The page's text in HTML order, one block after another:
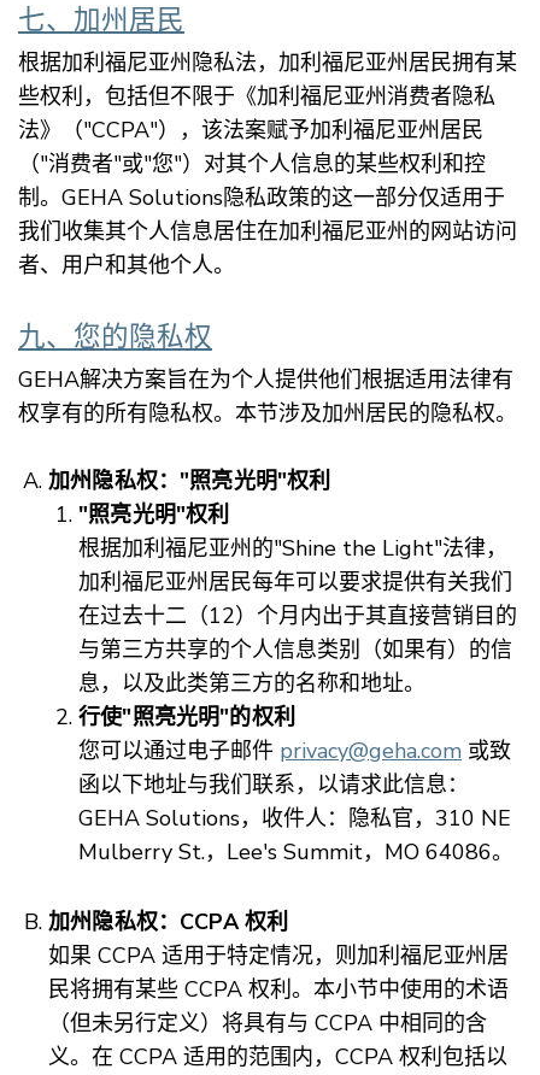
七、加州居民
根据加利福尼亚州隐私法，加利福尼亚州居民拥有某
些权利，包括但不限于《加利福尼亚州消费者隐私
法》（"CCPA"），该法案赋予加利福尼亚州居民
（"消费者"或"您"）对其个人信息的某些权利和控
制。GEHA Solutions隐私政策的这一部分仅适用于
我们收集其个人信息居住在加利福尼亚州的网站访问
者、用户和其他个人。
九、您的隐私权
GEHA解决方案旨在为个人提供他们根据适用法律有
权享有的所有隐私权。本节涉及加州居民的隐私权。
加州隐私权："照亮光明"权利
"照亮光明"权利
根据加利福尼亚州的"Shine the Light"法律，
加利福尼亚州居民每年可以要求提供有关我们
在过去十二（12）个月内出于其直接营销目的
与第三方共享的个人信息类别（如果有）的信
息，以及此类第三方的名称和地址。
行使"照亮光明"的权利
您可以通过电子邮件 privacy@geha.com 或致
函以下地址与我们联系，以请求此信息：
GEHA Solutions，收件人：隐私官，310 NE
Mulberry St.，Lee's Summit，MO 64086。
加州隐私权：CCPA 权利
如果 CCPA 适用于特定情况，则加利福尼亚州居
民将拥有某些 CCPA 权利。本小节中使用的术语
（但未另行定义）将具有与 CCPA 中相同的含
义。在 CCPA 适用的范围内，CCPA 权利包括以